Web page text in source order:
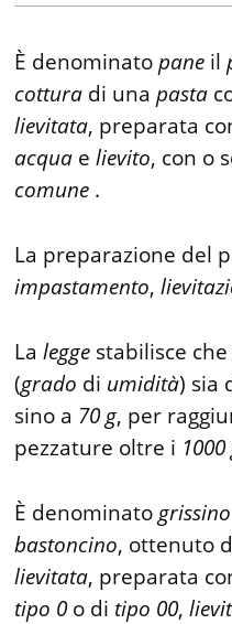
È denominatopane il
cottura di unapasta
lievitata, preparata
acqua elievito, con o
comune .
La preparazione del
impastamento,
Lalegge stabilisce
(grado di umidità) sia
sino a 70 g, per
pezzature oltre i 1000
È denominato grissino
bastoncino, ottenuto
lievitata, preparata
tipo 0o di tipo 00,